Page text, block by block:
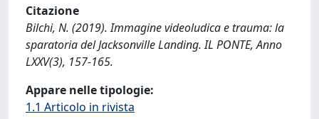
Citazione
Bilchi, N. (2019). Immagine videoludica e trauma: la
sparatoria del Jacksonville Landing. IL PONTE, Anno
LXXV(3), 157-165.
Appare nelle tipologie:
1.1 Articolo in rivista